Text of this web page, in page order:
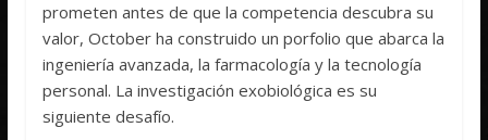
prometen antes de que la competencia descubra su
valor, October ha construido un porfolio que abarca la
ingeniería avanzada, la farmacología y la tecnología
personal. La investigación exobiológica es su
siguiente desafío.